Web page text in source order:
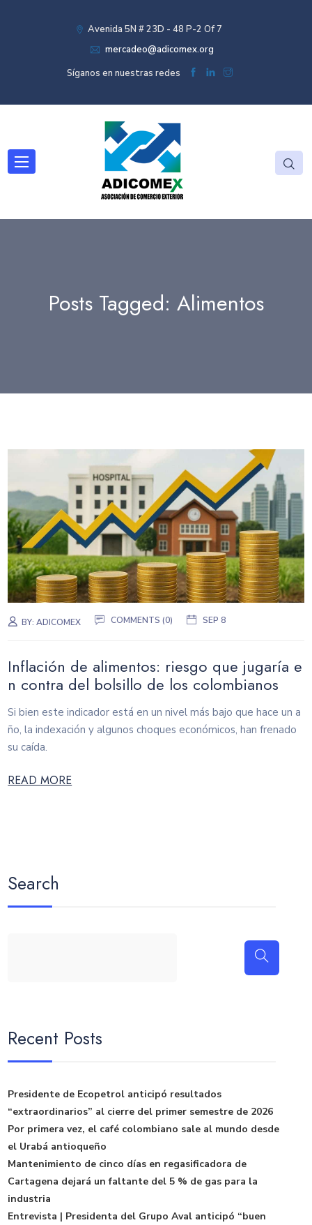
Avenida 5N # 23D - 48 P-2 Of 7
mercadeo@adicomex.org
Síganos en nuestras redes
Posts Tagged: Alimentos
BY:ADICOMEX COMMENTS (0) SEP 8
Inflación de alimentos: riesgo que jugaría e
n contra del bolsillo de los colombianos
Si bien este indicador está en un nivel más bajo que hace un a
ño, la indexación y algunos choques económicos, han frenado
su caída.
READ MORE
Search
Recent Posts
Presidente de Ecopetrol anticipó resultados
“extraordinarios” al cierre del primer semestre de 2026
Por primera vez, el café colombiano sale al mundo desde
el Urabá antioqueño
Mantenimiento de cinco días en regasificadora de
Cartagena dejará un faltante del 5 % de gas para la
industria
Entrevista | Presidenta del Grupo Aval anticipó “buen